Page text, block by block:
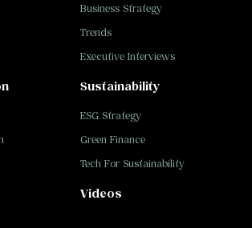
Business Strategy
Trends
Executive Interviews
Sustainability
ESG Strategy
Green Finance
Tech For Sustainability
Videos